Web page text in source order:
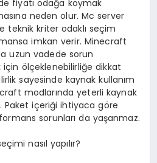
fiyatı odağa koymak
neden olur. Mc server
teknik kriter odaklı seçim
imkan verir. Minecraft
uzun vadede sorun
için ölçeklenebilirliğe dikkat
sayesinde kaynak kullanım
modlarında yeterli kaynak
içeriği ihtiyaca göre
sorunları da yaşanmaz.
nasıl yapılır?